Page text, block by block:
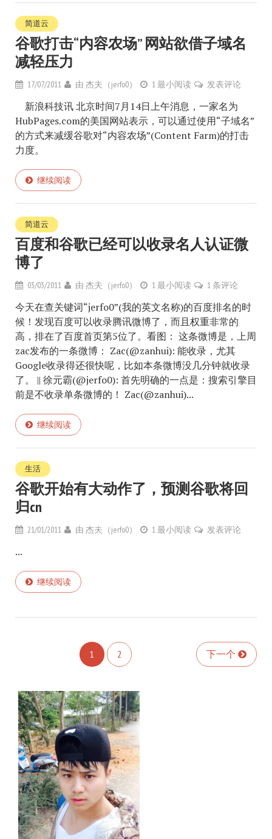
简道云
谷歌打击“内容农场” 网站欲借子域名
减轻压力
17/07/2011 由 杰夫（jerfo0） 1 最小阅读 发表评论
新浪科技讯 北京时间7月14日上午消息，一家名为
HubPages.com的美国网站表示，可以通过使用“子域名”
的方式来减缓谷歌对“内容农场”(Content Farm)的打击
力度。
继续阅读
简道云
百度和谷歌已经可以收录名人认证微
博了
03/03/2011 由 杰夫（jerfo0） 1 最小阅读 1 条评论
今天在查关键词“jerfo0”(我的英文名称)的百度排名的时
候！发现百度可以收录腾讯微博了，而且权重非常的
高，排在了百度首页第5位了。看图： 这条微博是，上周
zac发布的一条微博： Zac(@zanhui): 能收录，尤其
Google收录得还很快呢，比如本条微博没几分钟就收录
了。 || 徐元霸(@jerfo0): 首先明确的一点是：搜索引擎目
前是不收录单条微博的！ Zac(@zanhui)...
继续阅读
生活
谷歌开始有大动作了，预测谷歌将回
归cn
21/01/2011 由 杰夫（jerfo0） 1 最小阅读 发表评论
...
继续阅读
1 2 下一个